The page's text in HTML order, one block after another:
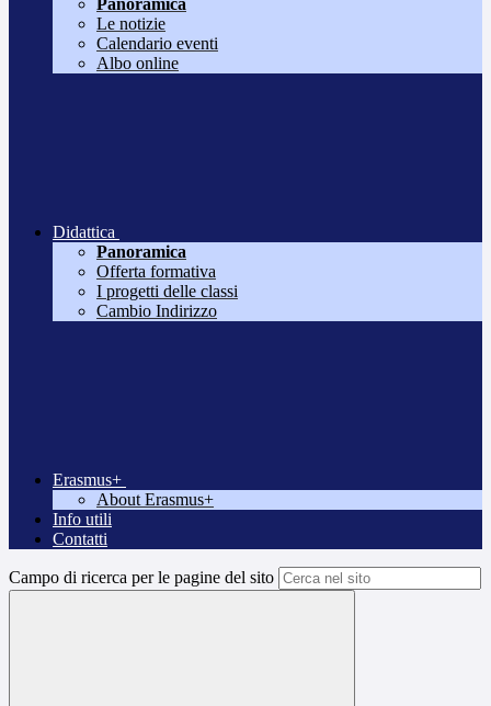
Panoramica
Le notizie
Calendario eventi
Albo online
Didattica
Panoramica
Offerta formativa
I progetti delle classi
Cambio Indirizzo
Erasmus+
About Erasmus+
Info utili
Contatti
Campo di ricerca per le pagine del sito